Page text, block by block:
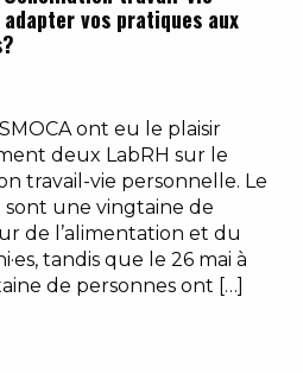
vos pratiques aux
ont eu le plaisir
deux LabRH sur le
travail-vie personnelle. Le
sont une vingtaine de
de l’alimentation et du
tandis que le 26 mai à
de personnes ont […]